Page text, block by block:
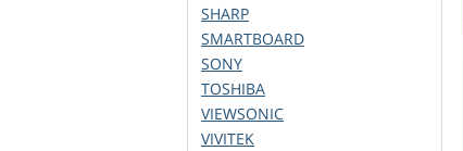
SHARP
SMARTBOARD
SONY
TOSHIBA
VIEWSONIC
VIVITEK